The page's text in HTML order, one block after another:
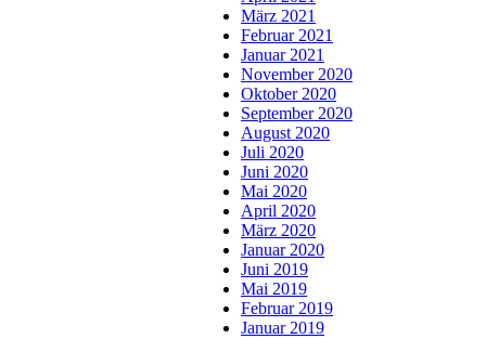
März 2021
Februar 2021
Januar 2021
November 2020
Oktober 2020
September 2020
August 2020
Juli 2020
Juni 2020
Mai 2020
April 2020
März 2020
Januar 2020
Juni 2019
Mai 2019
Februar 2019
Januar 2019